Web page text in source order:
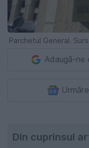
Parchetul General.
Adaugă-ne
Din cuprinsul